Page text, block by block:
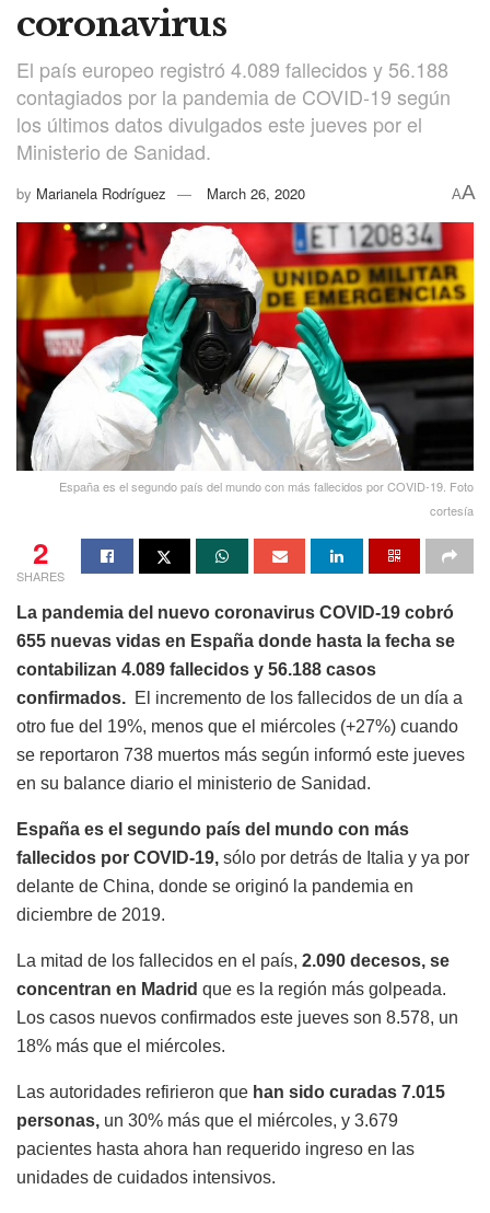
coronavirus
El país europeo registró 4.089 fallecidos y 56.188
contagiados por la pandemia de COVID-19 según
los últimos datos divulgados este jueves por el
Ministerio de Sanidad.
by Marianela Rodríguez March 26, 2020 AA
España es el segundo país del mundo con más fallecidos por COVID-19. Foto
cortesía
2
SHARES
La pandemia del nuevo coronavirus COVID-19 cobró
655 nuevas vidas en España donde hasta la fecha se
contabilizan 4.089 fallecidos y 56.188 casos
confirmados. El incremento de los fallecidos de un día a
otro fue del 19%, menos que el miércoles (+27%) cuando
se reportaron 738 muertos más según informó este jueves
en su balance diario el ministerio de Sanidad.
España es el segundo país del mundo con más
fallecidos por COVID-19, sólo por detrás de Italia y ya por
delante de China, donde se originó la pandemia en
diciembre de 2019.
La mitad de los fallecidos en el país, 2.090 decesos, se
concentran en Madrid que es la región más golpeada.
Los casos nuevos confirmados este jueves son 8.578, un
18% más que el miércoles.
Las autoridades refirieron que han sido curadas 7.015
personas, un 30% más que el miércoles, y 3.679
pacientes hasta ahora han requerido ingreso en las
unidades de cuidados intensivos.